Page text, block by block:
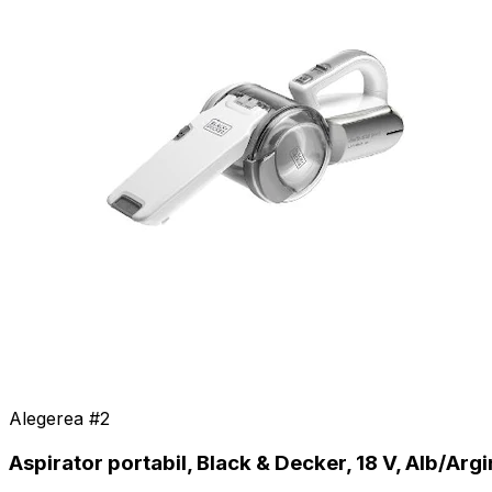
Alegerea #2
Aspirator portabil, Black & Decker, 18 V, Alb/